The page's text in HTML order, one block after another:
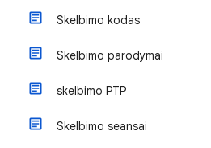
Skelbimo kodas
Skelbimo parodymai
skelbimo PTP
Skelbimo seansai